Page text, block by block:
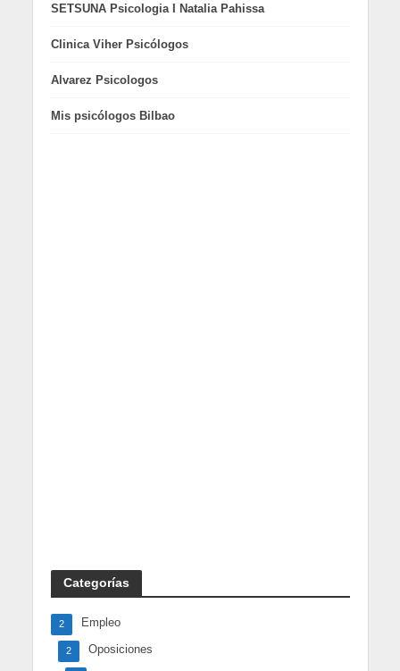
SETSUNA Psicologia I Natalia Pahissa
Clinica Viher Psicólogos
Alvarez Psicologos
Mis psicólogos Bilbao
Categorías
Empleo
2
Oposiciones
2